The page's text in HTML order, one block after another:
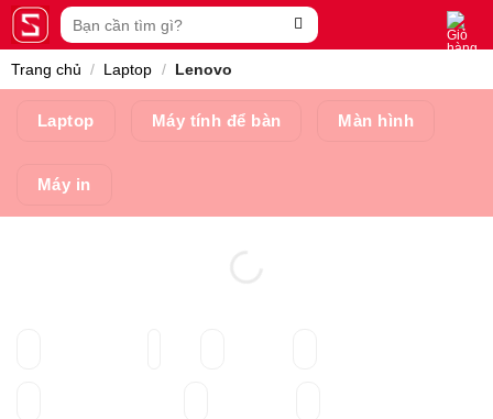
Skip
to
content
Tìm
kiếm:
Trang chủ / Laptop / Lenovo
Laptop Máy tính để bàn Màn hình
Máy in